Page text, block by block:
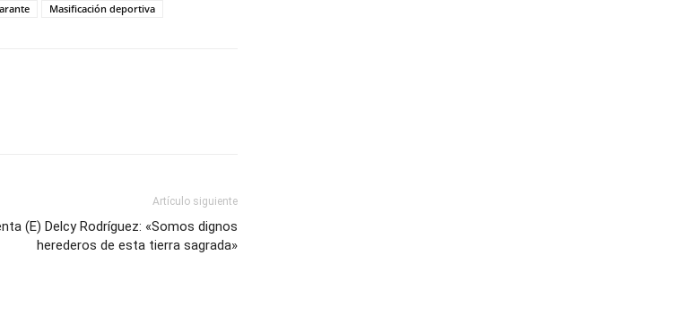
Masificación deportiva
Artículo siguiente
(E) Delcy Rodríguez: «Somos dignos
herederos de esta tierra sagrada»